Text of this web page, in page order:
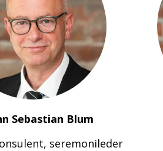
Sebastian Blum
seremonileder